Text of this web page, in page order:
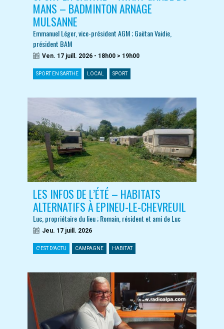
MANS – BADMINTON ARNAGE
MULSANNE
Emmanuel Léger, vice-président AGM ; Gaëtan Vaidie,
président BAM
Ven. 17 juill. 2026 - 18h00 > 19h00
SPORT EN SARTHE LOCAL SPORT
LES INFOS DE L’ÉTÉ – HABITATS
ALTERNATIFS À EPINEU-LE-CHEVREUIL
Luc, propriétaire du lieu ; Romain, résident et ami de Luc
Jeu. 17 juill. 2026
C'EST D'ACTU CAMPAGNE HABITAT